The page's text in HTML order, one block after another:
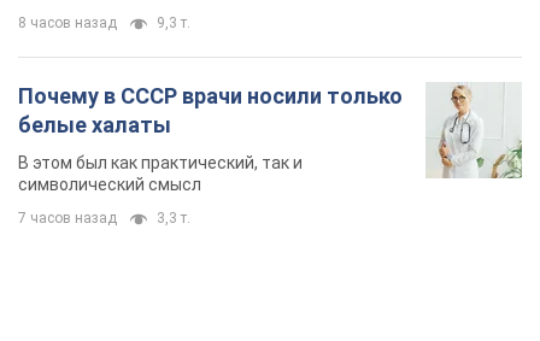
8 часов назад 9,3 т.
Почему в СССР врачи носили только
белые халаты
В этом был как практический, так и
символический смысл
7 часов назад 3,3 т.